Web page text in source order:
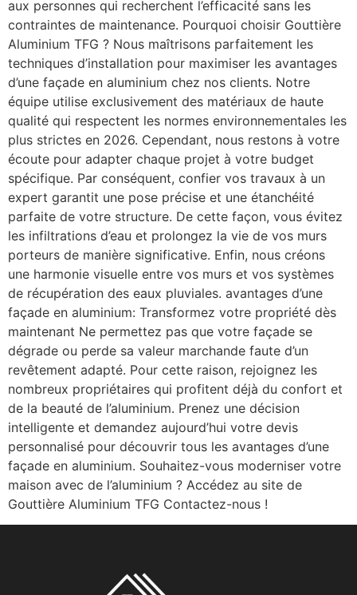
aux personnes qui recherchent l’efficacité sans les
contraintes de maintenance. Pourquoi choisir Gouttière
Aluminium TFG ? Nous maîtrisons parfaitement les
techniques d’installation pour maximiser les avantages
d’une façade en aluminium chez nos clients. Notre
équipe utilise exclusivement des matériaux de haute
qualité qui respectent les normes environnementales les
plus strictes en 2026. Cependant, nous restons à votre
écoute pour adapter chaque projet à votre budget
spécifique. Par conséquent, confier vos travaux à un
expert garantit une pose précise et une étanchéité
parfaite de votre structure. De cette façon, vous évitez
les infiltrations d’eau et prolongez la vie de vos murs
porteurs de manière significative. Enfin, nous créons
une harmonie visuelle entre vos murs et vos systèmes
de récupération des eaux pluviales. avantages d’une
façade en aluminium: Transformez votre propriété dès
maintenant Ne permettez pas que votre façade se
dégrade ou perde sa valeur marchande faute d’un
revêtement adapté. Pour cette raison, rejoignez les
nombreux propriétaires qui profitent déjà du confort et
de la beauté de l’aluminium. Prenez une décision
intelligente et demandez aujourd’hui votre devis
personnalisé pour découvrir tous les avantages d’une
façade en aluminium. Souhaitez-vous moderniser votre
maison avec de l’aluminium ? Accédez au site de
Gouttière Aluminium TFG Contactez-nous !